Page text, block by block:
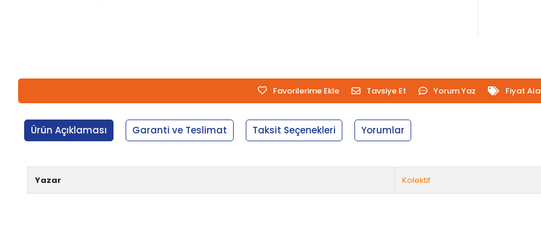
Favorilerime Ekle Tavsiye Et Yorum Yaz Fiyat
Ürün Açıklaması Garanti ve Teslimat Taksit Seçenekleri Yorumlar
Yazar Kolektif